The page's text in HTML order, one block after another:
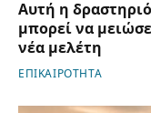
Αυτή η
μπορεί να
νέα μελέτη
ΕΠΙΚΑΙΡΟΤΗΤΑ